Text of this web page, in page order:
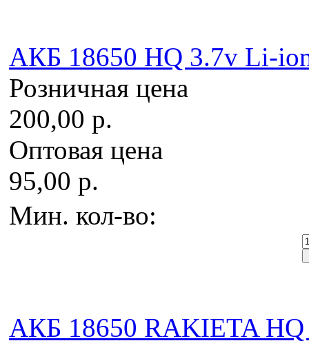
AКБ 18650 HQ 3.7v Li-
Розничная цена
200,00 р.
Оптовая цена
95,00 р.
Мин. кол-во:
AКБ 18650 RAKIETA